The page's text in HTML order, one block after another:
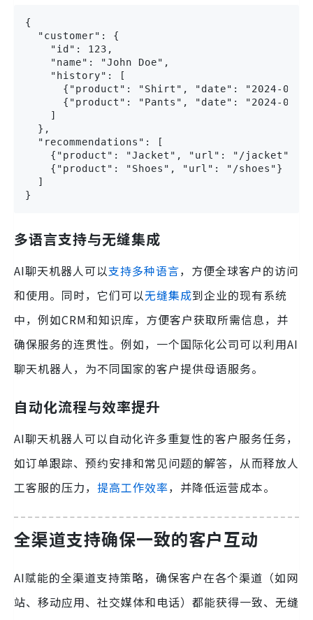
{
  "customer": {
    "id": 123,
    "name": "John Doe",
    "history": [
{"product": "Shirt", "date": "2024-01-
{"product": "Pants", "date": "2024-02-
    ]
  },
  "recommendations": [
    {"product": "Jacket", "url": "/jacket"},
    {"product": "Shoes", "url": "/shoes"}
  ]
}
多语言支持与无缝集成
AI聊天机器人可以支持多种语言，方便全球客户的访问
和使用。同时，它们可以无缝集成到企业的现有系统
中，例如CRM和知识库，方便客户获取所需信息，并
确保服务的连贯性。例如，一个国际化公司可以利用AI
聊天机器人，为不同国家的客户提供母语服务。
自动化流程与效率提升
AI聊天机器人可以自动化许多重复性的客户服务任务，
如订单跟踪、预约安排和常见问题的解答，从而释放人
工客服的压力， 提高工作效率，并降低运营成本。
全渠道支持确保一致的客户互动
AI赋能的全渠道支持策略，确保客户在各个渠道（如网
站、移动应用、社交媒体和电话）都能获得一致、无缝